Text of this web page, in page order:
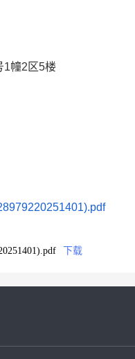
1幢2区5楼
下载